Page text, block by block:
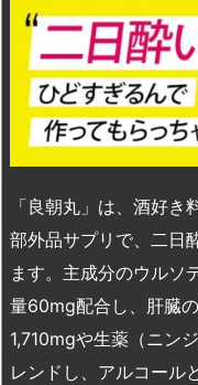
「良朝丸」は、酒好
部外品サプリで、二日
ます。主成分のウルソ
量60mg配合し、肝臓
1,710mgや生薬（ニン
レンドし、アルコール